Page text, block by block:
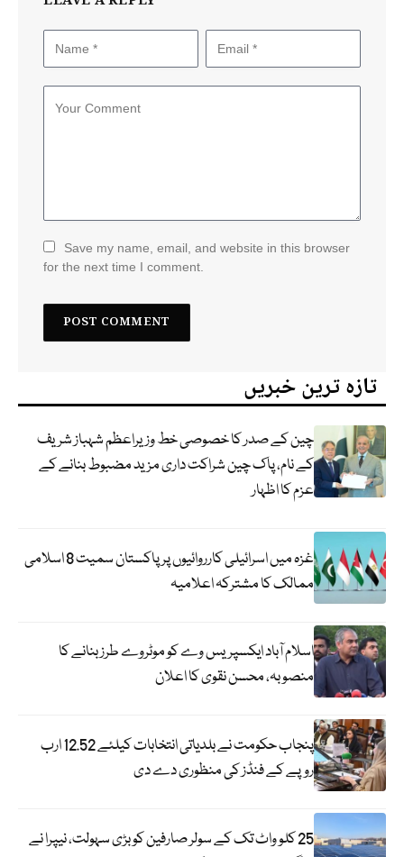
Save my name, email, and website in this browser
for the next time I comment.
تازہ ترین خبریں
چین کے صدر کا خصوصی خط وزیراعظم شہباز شریف
کے نام، پاک چین شراکت داری مزید مضبوط بنانے کے
عزم کا اظہار
غزہ میں اسرائیلی کارروائیوں پر پاکستان سمیت 8 اسلامی
ممالک کا مشترکہ اعلامیہ
اسلام آباد ایکسپریس وے کو موٹروے طرز بنانے کا
منصوبہ، محسن نقوی کا اعلان
پنجاب حکومت نے بلدیاتی انتخابات کیلئے 12.52 ارب
روپے کے فنڈز کی منظوری دے دی
25 کلو واٹ تک کے سولر صارفین کو بڑی سہولت، نیپرا نے